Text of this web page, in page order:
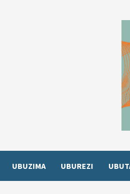
UBUZIMA UBUREZI